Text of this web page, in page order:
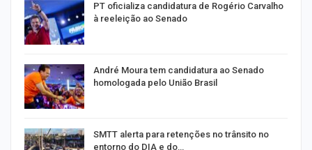
PT oficializa candidatura de Rogério Carvalho
à reeleição ao Senado
André Moura tem candidatura ao Senado
homologada pelo União Brasil
SMTT alerta para retenções no trânsito no
entorno do DIA e do…